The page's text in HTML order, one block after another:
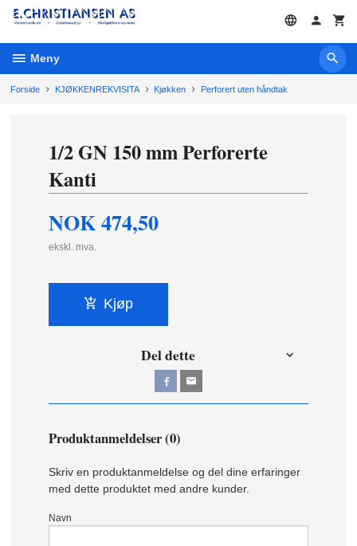
Gå
innholdet
Meny
Forside KJØKKENREKVISITA Kjøkken Perforert uten håndtak
1/2 GN 150 mm Perforerte
Kanti
NOK474,50
ekskl. mva.
Kjøp
Del dette
Produktanmeldelser (0)
Skriv en produktanmeldelse og del dine erfaringer
med dette produktet med andre kunder.
Navn